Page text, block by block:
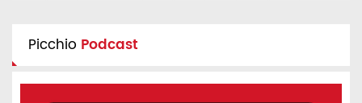
Picchio Podcast